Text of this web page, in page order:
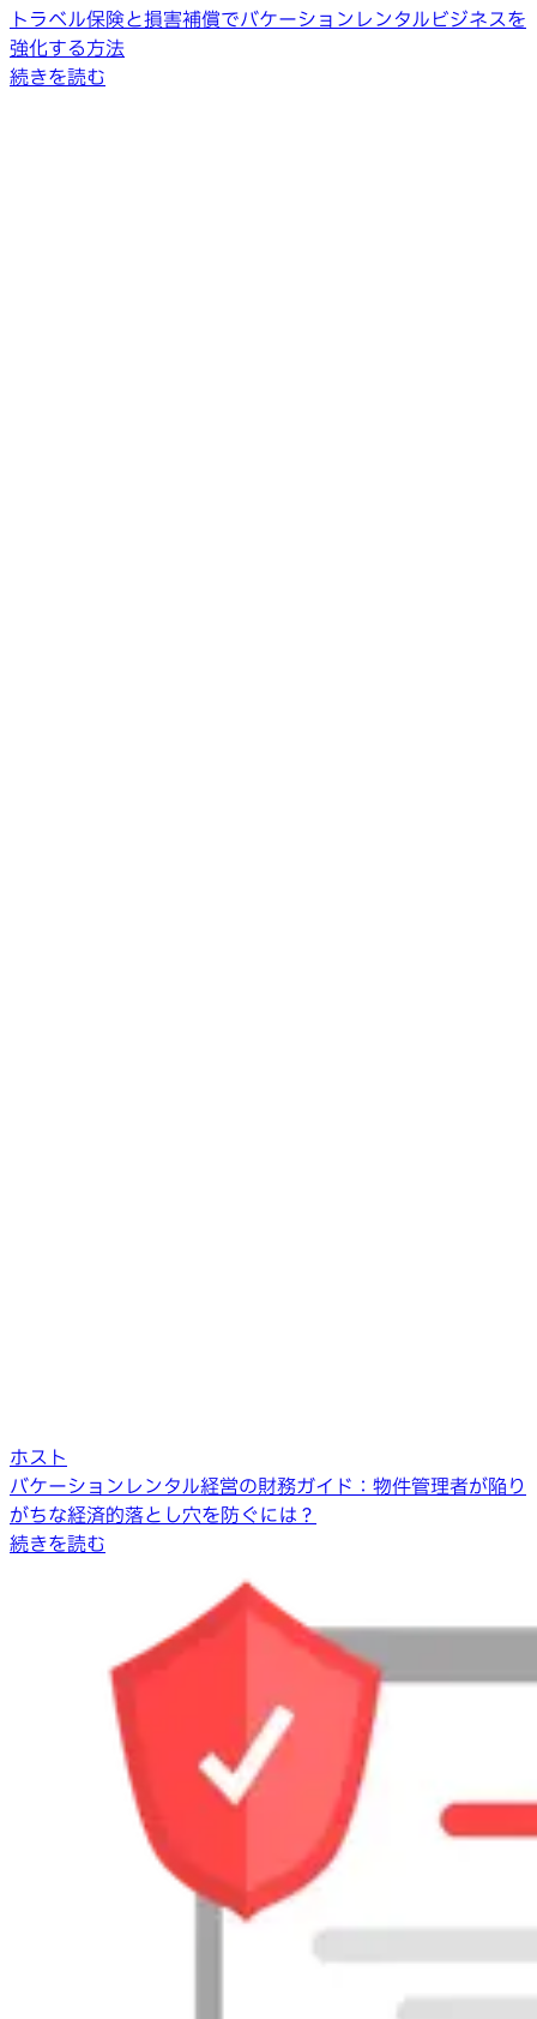
トラベル保険と損害補償でバケーションレンタルビジネスを
強化する方法
続きを読む
ホスト
バケーションレンタル経営の財務ガイド：物件管理者が陥り
がちな経済的落とし穴を防ぐには？
続きを読む